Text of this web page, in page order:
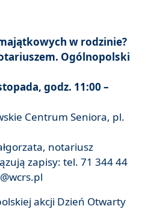
w rodzinie?
Ogólnopolski
godz. 11:00 –
Centrum Seniora, pl.
notariusz
zapisy: tel. 71 344 44
akcji Dzień Otwarty